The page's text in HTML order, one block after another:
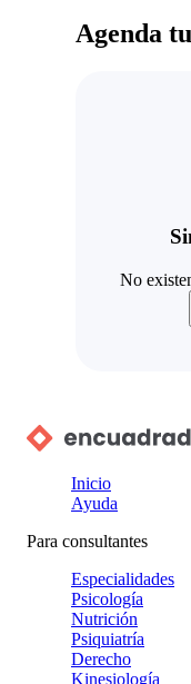
Agenda
No
Inicio
Ayuda
Para consultantes
Especialidades
Psicología
Nutrición
Psiquiatría
Derecho
Kinesiología